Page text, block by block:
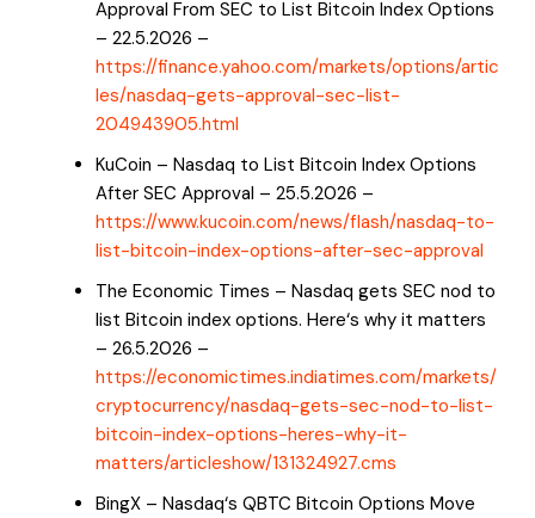
Approval From SEC to List Bitcoin Index Options
– 22.5.2026 –
https://finance.yahoo.com/markets/options/artic
les/nasdaq-gets-approval-sec-list-
204943905.html
KuCoin – Nasdaq to List Bitcoin Index Options
After SEC Approval – 25.5.2026 –
https://www.kucoin.com/news/flash/nasdaq-to-
list-bitcoin-index-options-after-sec-approval
The Economic Times – Nasdaq gets SEC nod to
list Bitcoin index options. Here‘s why it matters
– 26.5.2026 –
https://economictimes.indiatimes.com/markets/
cryptocurrency/nasdaq-gets-sec-nod-to-list-
bitcoin-index-options-heres-why-it-
matters/articleshow/131324927.cms
BingX – Nasdaq‘s QBTC Bitcoin Options Move